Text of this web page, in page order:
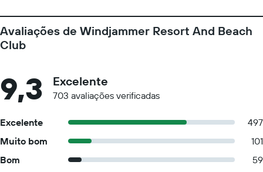
Avaliações de Windjammer Resort And Beach
Club
9,3 Excelente
703 avaliações verificadas
Excelente
497
Muito bom
101
Bom
59